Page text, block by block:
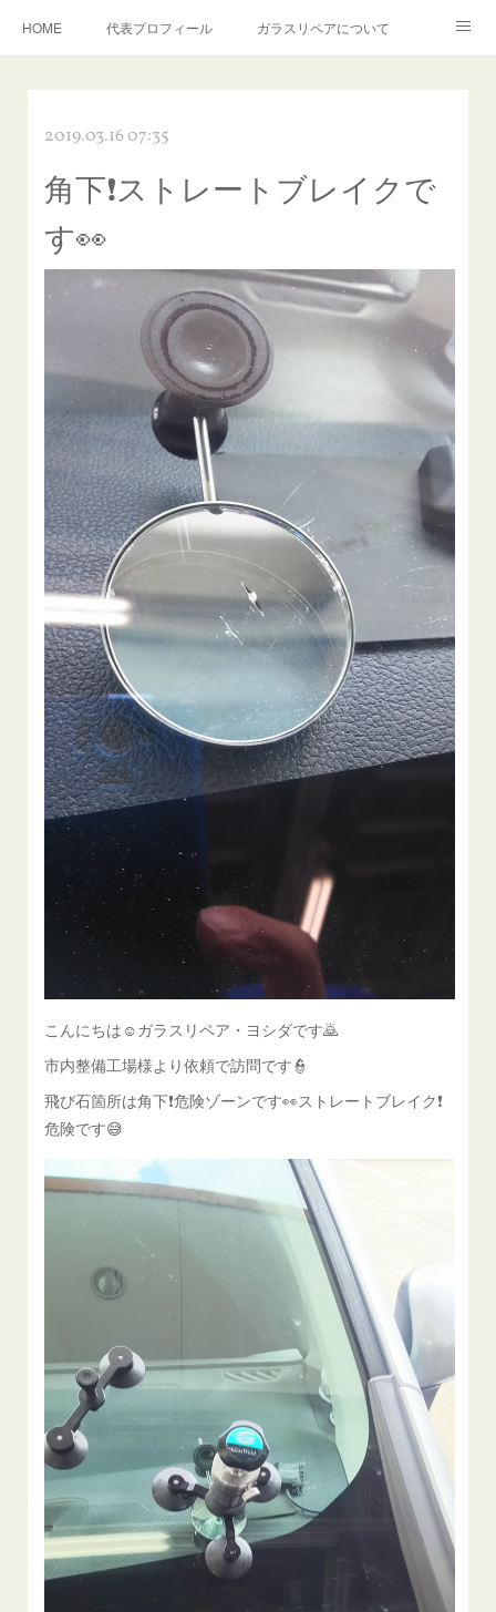
HOME 代表プロフィール ガラスリペアについて
飛び石施工料金について
当店へのアクセス 建築ガラスキズ取り・研磨・磨き
【プロ使用】フッ素系ガラストリートメント『アクアペル』
欧州車モールの白サビやシミを落とす！
instagram記事 ガラスリペア施工価格
飛び石ひび割れでヒビ先が伸びた場合は？
2019.03.16 07:35
角下❗ストレートブレイクで
す👀
こんにちは☺ガラスリペア・ヨシダです🙇
市内整備工場様より依頼で訪問です👮
飛び石箇所は角下❗危険ゾーンです👀ストレートブレイク❗
危険です😅